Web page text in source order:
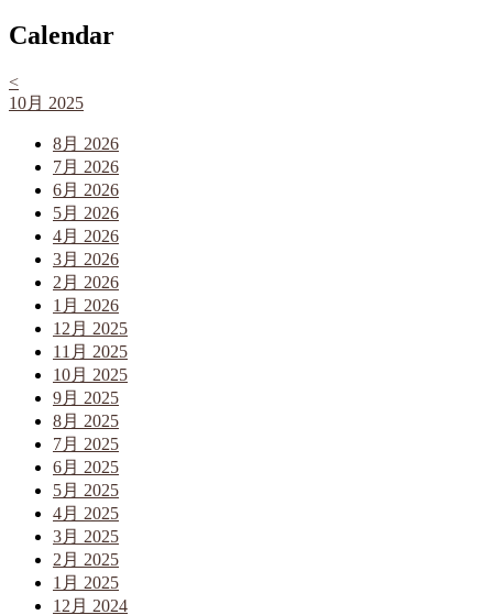
Calendar
<
10月 2025
8月 2026
7月 2026
6月 2026
5月 2026
4月 2026
3月 2026
2月 2026
1月 2026
12月 2025
11月 2025
10月 2025
9月 2025
8月 2025
7月 2025
6月 2025
5月 2025
4月 2025
3月 2025
2月 2025
1月 2025
12月 2024